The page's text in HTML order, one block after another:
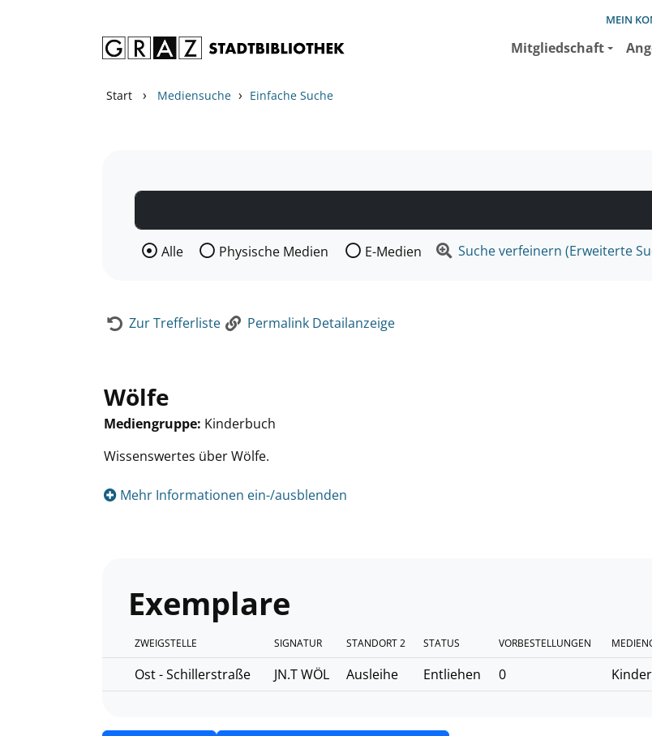
MEIN
Mitgliedschaft
Start › Mediensuche › Einfache Suche
Wählen Sie die Medienart nach der Sie suchen wollen.
Alle Physische Medien E-Medien Suche verfeinern (Erweiterte
Zur Trefferliste Permalink Detailanzeige
Wölfe
Mediengruppe: Kinderbuch
Wissenswertes über Wölfe.
Mehr Informationen ein-/ausblenden
Exemplare
ZWEIGSTELLE SIGNATUR STANDORT 2 STATUS VORBESTELLUNGEN
Ost - Schillerstraße JN.T WÖL Ausleihe Entliehen 0